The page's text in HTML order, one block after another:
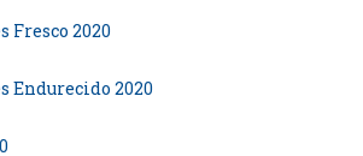
Fresco 2020
Endurecido 2020